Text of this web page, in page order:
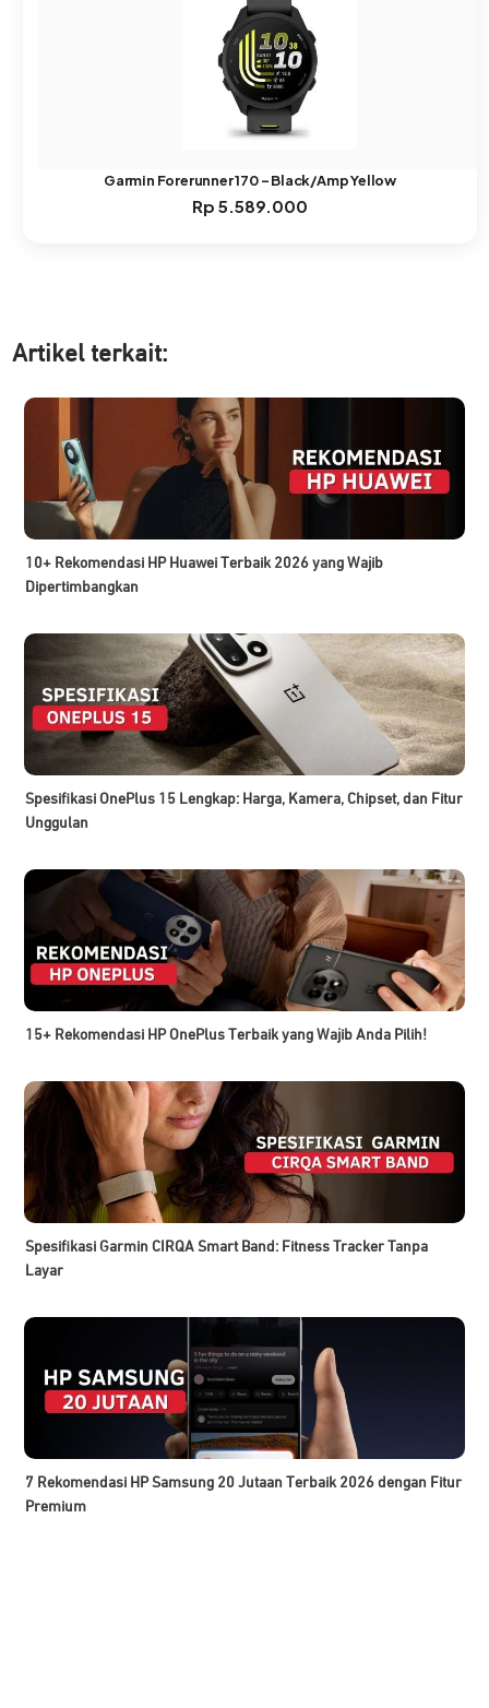
Garmin Forerunner 170 – Black/Amp Yellow
Rp 5.589.000
Artikel terkait:
10+ Rekomendasi HP Huawei Terbaik 2026 yang Wajib
Dipertimbangkan
Spesifikasi OnePlus 15 Lengkap: Harga, Kamera, Chipset, dan Fitur
Unggulan
15+ Rekomendasi HP OnePlus Terbaik yang Wajib Anda Pilih!
Spesifikasi Garmin CIRQA Smart Band: Fitness Tracker Tanpa
Layar
7 Rekomendasi HP Samsung 20 Jutaan Terbaik 2026 dengan Fitur
Premium